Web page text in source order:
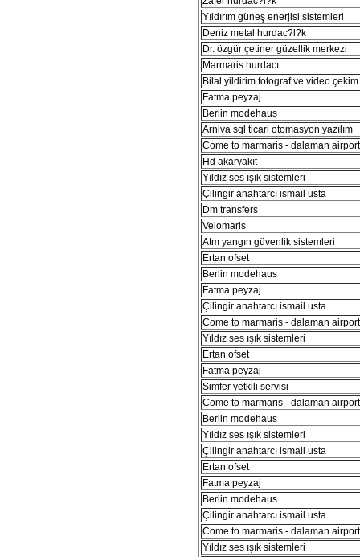
Yıldırım güneş enerjisi sistemleri
Deniz metal hurdac?l?k
Dr. özgür çetiner güzellik merkezi
Marmaris hurdacı
Bilal yildirim fotograf ve video çekim
Fatma peyzaj
Berlin modehaus
Arniva sql ticari otomasyon yazılım
Come to marmaris - dalaman
Hd akaryakıt
Yıldız ses ışık sistemleri
Çilingir anahtarcı ismail usta
Dm transfers
Velomaris
Atm yangın güvenlik sistemleri
Ertan ofset
Berlin modehaus
Fatma peyzaj
Çilingir anahtarcı ismail usta
Come to marmaris - dalaman
Yıldız ses ışık sistemleri
Ertan ofset
Fatma peyzaj
Simfer yetkili servisi
Come to marmaris - dalaman
Berlin modehaus
Yıldız ses ışık sistemleri
Çilingir anahtarcı ismail usta
Ertan ofset
Fatma peyzaj
Berlin modehaus
Çilingir anahtarcı ismail usta
Come to marmaris - dalaman
Yıldız ses ışık sistemleri